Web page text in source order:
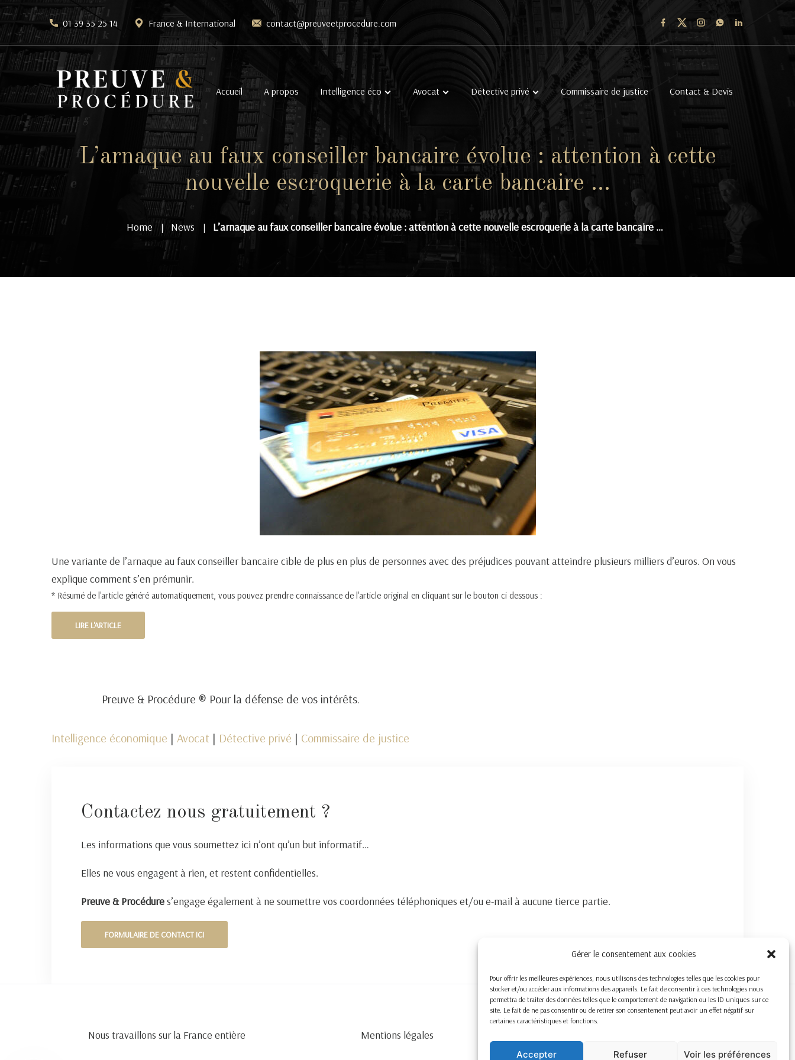
Gérer le consentement aux cookies
Pour offrir les meilleures expériences, nous utilisons des technologies telles que les cookies pour
stocker et/ou accéder aux informations des appareils. Le fait de consentir à ces technologies nous
permettra de traiter des données telles que le comportement de navigation ou les ID uniques sur ce
site. Le fait de ne pas consentir ou de retirer son consentement peut avoir un effet négatif sur
certaines caractéristiques et fonctions.
Accepter Refuser Voir les préférences
01 39 35 25 14 France & International contact@preuveetprocedure.com
Accueil A propos Intelligence éco Avocat Détective privé Commissaire de justice Contact & Devis
L’arnaque au faux conseiller bancaire évolue : attention à cette
nouvelle escroquerie à la carte bancaire …
Home | News | L’arnaque au faux conseiller bancaire évolue : attention à cette nouvelle escroquerie à la carte bancaire …
Une variante de l’arnaque au faux conseiller bancaire cible de plus en plus de personnes avec des préjudices pouvant atteindre plusieurs milliers d’euros. On vous
explique comment s’en prémunir.
* Résumé de l'article généré automatiquement, vous pouvez prendre connaissance de l'article original en cliquant sur le bouton ci dessous :
LIRE L'ARTICLE
Preuve & Procédure ® Pour la défense de vos intérêts.
Intelligence économique | Avocat | Détective privé | Commissaire de justice
Contactez nous gratuitement ?
Les informations que vous soumettez ici n’ont qu’un but informatif…
Elles ne vous engagent à rien, et restent confidentielles.
Preuve & Procédures’engage également à ne soumettre vos coordonnées téléphoniques et/ou e-mail à aucune tierce partie.
FORMULAIRE DE CONTACT ICI
Nous travaillons sur la France entière Mentions légales